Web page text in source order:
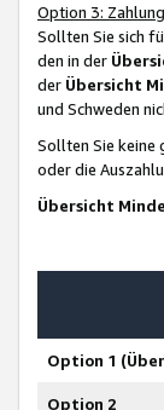
Option 3:
Sollten Sie sich
den in der
der Übersicht
und Schweden
Sollten Sie keine
oder die
Übersicht
Option 1
Option 2